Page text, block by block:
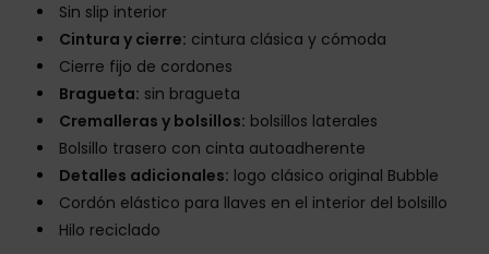
Sin slip interior
Cintura y cierre: cintura clásica y cómoda
Cierre fijo de cordones
Bragueta: sin bragueta
Cremalleras y bolsillos: bolsillos laterales
Bolsillo trasero con cinta autoadherente
Detalles adicionales: logo clásico original Bubble
Cordón elástico para llaves en el interior del bolsillo
Hilo reciclado